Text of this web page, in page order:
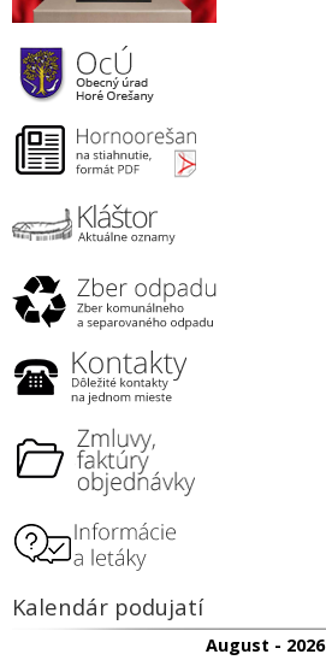
Kalendár podujatí
August - 2026